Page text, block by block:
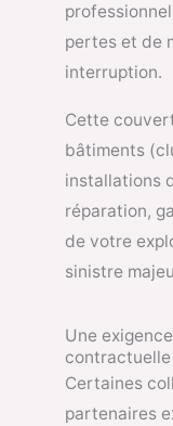
pertes et de
interruption.
Cette
bâtiments
installations
réparation,
de votre
sinistre
Une
contractuelle
Certaines
partenaires